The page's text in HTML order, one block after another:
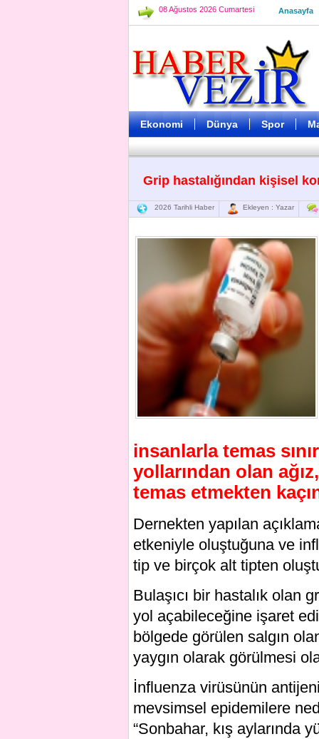
08 Ağustos 2026 Cumartesi Anasayfa
Ekonomi Dünya Spor
Grip hastalığından kişisel
2026 Tarihli Haber Ekleyen : Yazar
insanlarla temas
yollarından olan
temas etmekten
Dernekten yapılan
etkeniyle oluştuğuna ve
tip ve birçok alt tipten
Bulaşıcı bir hastalık olan
yol açabileceğine işaret
bölgede görülen salgın
yaygın olarak görülmesi
İnfluenza virüsünün
mevsimsel epidemilere
“Sonbahar, kış aylarında